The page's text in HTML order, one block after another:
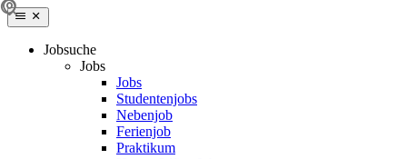
Jobsuche
Jobs
Jobs
Studentenjobs
Nebenjob
Ferienjob
Praktikum